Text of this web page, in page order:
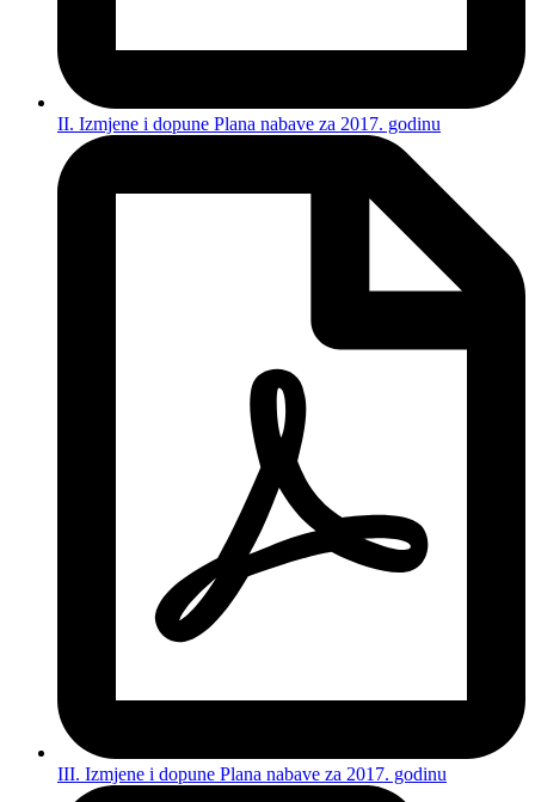
II. Izmjene i dopune Plana nabave za 2017. godinu
III. Izmjene i dopune Plana nabave za 2017. godinu